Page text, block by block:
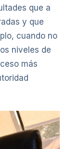
que a
y que
cuando no
niveles de
más